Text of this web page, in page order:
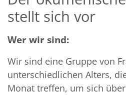
stellt sich vor
Wer wir sind:
Wir sind eine Gruppe von
unterschiedlichen Alters,
Monat treffen, um sich